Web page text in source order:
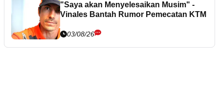
"Saya akan Menyelesaikan Musim" -
Vinales Bantah Rumor Pemecatan KTM
03/08/26